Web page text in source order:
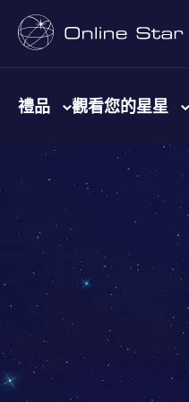
禮品 觀看您的星星